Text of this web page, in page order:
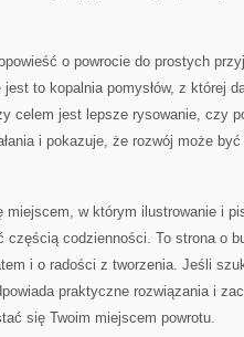
o powrocie do prostych
to kopalnia pomysłów, z której
celem jest lepsze rysowanie, czy
i pokazuje, że rozwój może
w którym ilustrowanie i
częścią codzienności. To strona o
i o radości z tworzenia. Jeśli
praktyczne rozwiązania i
się Twoim miejscem powrotu.